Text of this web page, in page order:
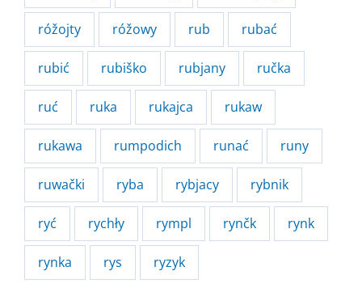
róžojty róžowy rub rubać
rubić rubiško rubjany ručka
ruć ruka rukajca rukaw
rukawa rumpodich runać runy
ruwački ryba rybjacy rybnik
ryć rychły rympl rynčk rynk
rynka rys ryzyk